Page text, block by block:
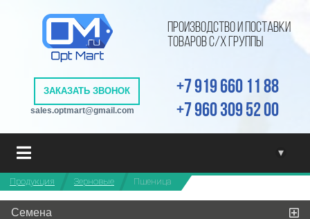
ПРОИЗВОДСТВО И ПОСТАВКИ
ТОВАРОВ С/Х ГРУППЫ
ЗАКАЗАТЬ ЗВОНОК
sales.optmart@gmail.com
+7 919 660 11 88
+7 960 309 52 00
▾
Продукция Зерновые Пшеница
Семена